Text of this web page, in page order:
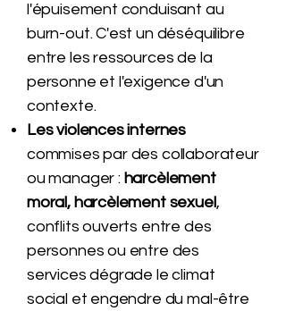
l'épuisement conduisant au
burn-out. C'est un déséquilibre
entre les ressources de la
personne et l'exigence d'un
contexte.
Les violences internes
commises par des collaborateur
ou manager : harcèlement
moral, harcèlement sexuel,
conflits ouverts entre des
personnes ou entre des
services dégrade le climat
social et engendre du mal-être